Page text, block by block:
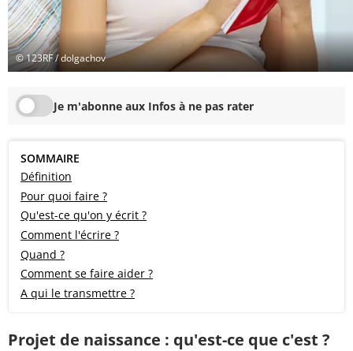
© 123RF / dolgachov
Je m'abonne aux Infos à ne pas rater
SOMMAIRE
Définition
Pour quoi faire ?
Qu'est-ce qu'on y écrit ?
Comment l'écrire ?
Quand ?
Comment se faire aider ?
A qui le transmettre ?
Projet de naissance : qu'est-ce que c'est ?